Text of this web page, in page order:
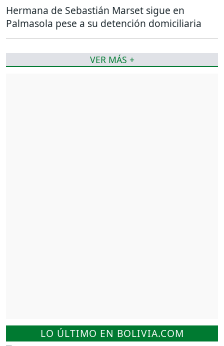
LO ÚLTIMO EN BOLIVIA.COM
Hermana de Sebastián Marset sigue en
Palmasola pese a su detención domiciliaria
VER MÁS +